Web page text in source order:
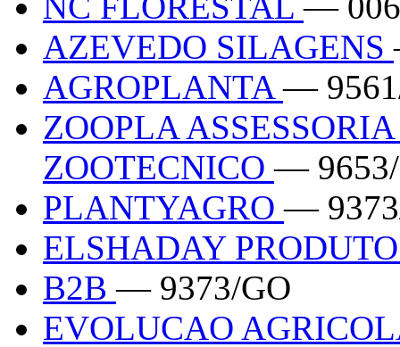
AZEVEDO SILAGENS
AGROPLANTA—
ZOOPLA
ZOOTECNICO—
PLANTYAGRO—
ELSHADAY
B2B— 9373/GO
EVOLUCAO